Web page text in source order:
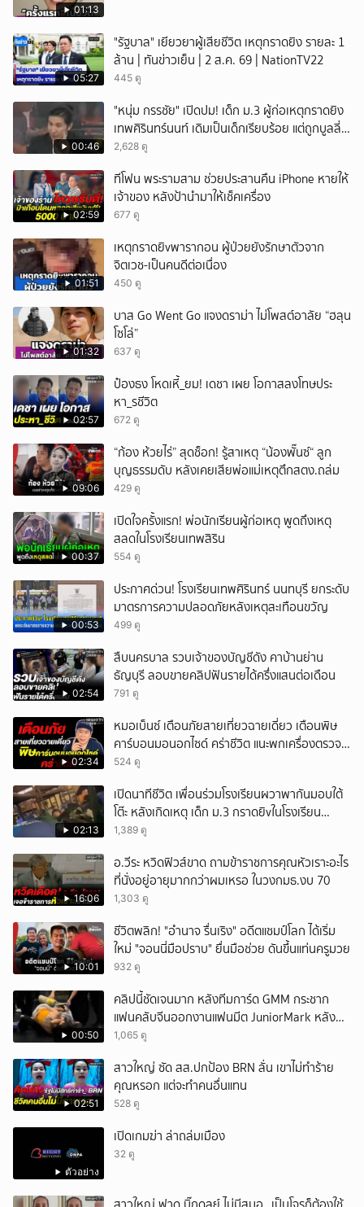
01:13
05:27
"รัฐบาล" เยียวยาผู้เสียชีวิต เหตุกราดยิง รายละ 1
ล้าน | ทันข่าวเย็น | 2 ส.ค. 69 | NationTV22
445 ดู
00:46
"หนุ่ม กรรชัย" เปิดปม! เด็ก ม.3 ผู้ก่อเหตุกราดยิง
เทพศิรินทร์นนท์ เดิมเป็นเด็กเรียบร้อย แต่ถูกบูลลี่
หนัก คาดแรงกดดันสะสมกลายเป็นแรงแค้น จนก่อ
2,628 ดู
02:59
ทีโฟน พระรามสาม ช่วยประสานคืน iPhone หายให้
เจ้าของ หลังป้านำมาให้เช็คเครื่อง
677 ดู
01:51
เหตุกราดยิvพารากอน ผู้ป่วยยังรักษาตัวจาก
จิตเวช-เป็นคนดีต่อเนื่อง
450 ดู
01:32
บาส Go Went Go แจงดราม่า ไม่โพสต์อาลัย “ฮลุน
โซโล่”
637 ดู
02:57
ป๋องธง โหดเหี้_ยม! เดชา เผย โอกาสลงโทษประ
หา_รชีวิต
672 ดู
09:06
“ก้อง ห้วยไร่” สุดช็อก! รู้สาเหตุ “น้องพั๊นซ์“ ลูก
บุญธรรมดับ หลังเคยเสียพ่อแม่เหตุตึกสตง.ถล่ม
429 ดู
00:37
เปิดใจครั้งแรก! พ่อนักเรียนผู้ก่อเหตุ พูดถึงเหตุ
สลดในโรงเรียนเทพสิริน
554 ดู
00:53
ประกาศด่วน! โรงเรียนเทพศิรินทร์ นนทบุรี ยกระดับ
มาตรการความปลอดภัยหลังเหตุสะเทือนขวัญ
499 ดู
02:54
สืบนครบาล รวบเจ้าของบัญชีดัง คาบ้านย่าน
ธัญบุรี ลอบขายคลิปฟันรายได้ครึ่งแสนต่อเดือน
791 ดู
02:34
หมอเบ็นซ์ เตือนภัยสายเที่ยวฉายเดี่ยว เตือนพิษ
คาร์บอนมอนอกไซด์ คร่าชีวิต แนะพกเครื่องตรวจ
วัดติดตัว
524 ดู
02:13
เปิดนาทีชีวิต เพื่อนร่วมโรงเรียนผวาพากันมอบใต้
โต๊ะ หลังเกิดเหตุ เด็ก ม.3 กราดยิvในโรงเรียน
เทพศิรินทร์นนท์ แบบไม่เลือกหน้า เสียงปืนดังสนั่น
1,389 ดู
16:06
อ.วีระ หวิดฟิวส์ขาด ถามข้าราชการคุณหัวเราะอะไร
ที่นั่งอยู่อายุมากกว่าผมเหรอ ในวงกมธ.งบ 70
1,303 ดู
10:01
ชีวิตพลิก! "อำนาจ รื่นเริง" อดีตแชมป์โลก ได้เริ่ม
ใหม่ "จอนนี่มือปราบ" ยื่นมือช่วย ดันขึ้นแท่นครูมวย
932 ดู
00:50
คลิปนี้ชัดเจนมาก หลังทีมการ์ด GMM กระชาก
แฟนคลับจีนออกงานแฟนมีต JuniorMark หลัง
ฝ่าฝืนกติกาจองคิว
1,065 ดู
02:51
สาวใหญ่ ซัด สส.ปกป้อง BRN ลั่น เขาไม่ทำร้าย
คุณหรอก แต่จะทำคนอื่นแทน
528 ดู
ตัวอย่าง
เปิดเกมฆ่า ล่าถล่มเมือง
32 ดู